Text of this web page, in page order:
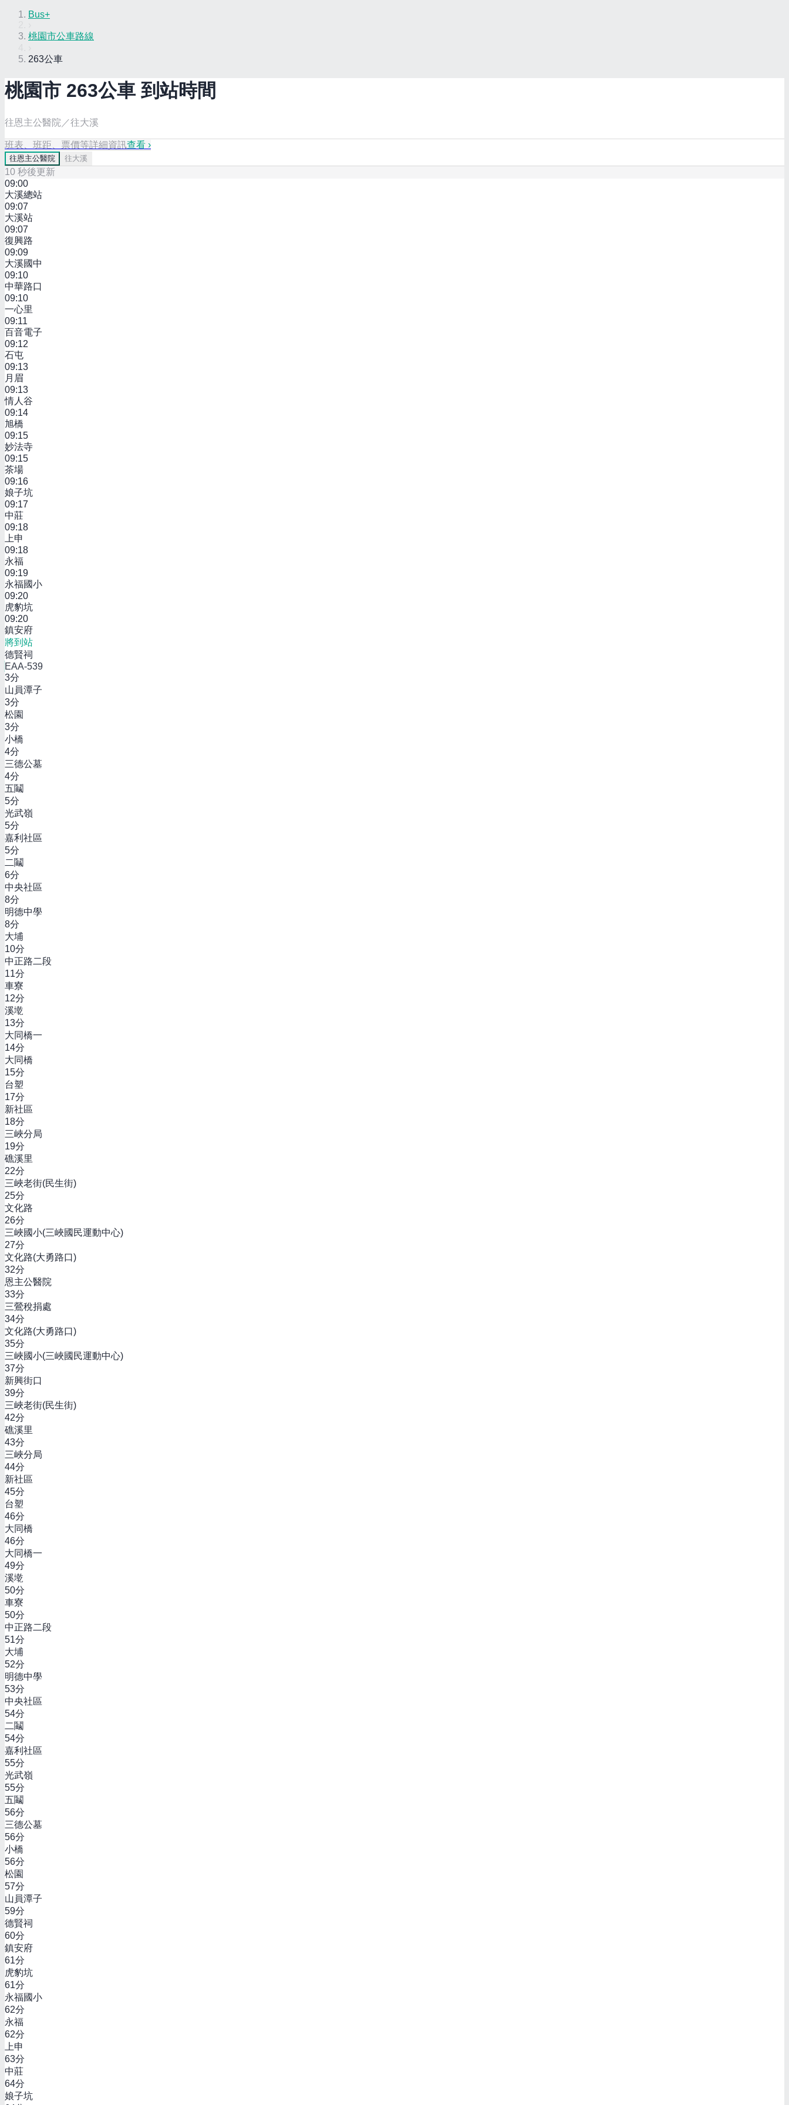
Bus+
桃園市公車路線
263公車
桃園市 263公車 到站時間
往恩主公醫院／往大溪
班表、班距、票價等詳細資訊查看 ›
往恩主公醫院 往大溪
10 秒後更新
09:00
大溪總站
09:07
大溪站
09:07
復興路
09:09
大溪國中
09:10
中華路口
09:10
一心里
09:11
百音電子
09:12
石屯
09:13
月眉
09:13
情人谷
09:14
旭橋
09:15
妙法寺
09:15
茶場
09:16
娘子坑
09:17
中莊
09:18
上申
09:18
永福
09:19
永福國小
09:20
虎豹坑
09:20
鎮安府
將到站
德賢祠
EAA-539
3分
山員潭子
3分
松園
3分
小橋
4分
三德公墓
4分
五鬮
5分
光武嶺
5分
嘉利社區
5分
二鬮
6分
中央社區
8分
明德中學
8分
大埔
10分
中正路二段
11分
車寮
12分
溪墘
13分
大同橋一
14分
大同橋
15分
台塑
17分
新社區
18分
三峽分局
19分
礁溪里
22分
三峽老街(民生街)
25分
文化路
26分
三峽國小(三峽國民運動中心)
27分
文化路(大勇路口)
32分
恩主公醫院
33分
三鶯稅捐處
34分
文化路(大勇路口)
35分
三峽國小(三峽國民運動中心)
37分
新興街口
39分
三峽老街(民生街)
42分
礁溪里
43分
三峽分局
44分
新社區
45分
台塑
46分
大同橋
46分
大同橋一
49分
溪墘
50分
車寮
50分
中正路二段
51分
大埔
52分
明德中學
53分
中央社區
54分
二鬮
54分
嘉利社區
55分
光武嶺
55分
五鬮
56分
三德公墓
56分
小橋
56分
松園
57分
山員潭子
59分
德賢祠
60分
鎮安府
61分
虎豹坑
61分
永福國小
62分
永福
62分
上申
63分
中莊
64分
娘子坑